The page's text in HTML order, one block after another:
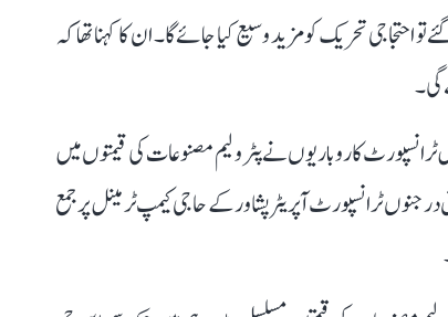
احتجاجی تحریک کو مزید وسیع کیا جائے گا۔ ان کا کہنا تھا کہ
گی۔
میں ٹرانسپورٹ کاروباریوں نے پٹرولیم مصنوعات کی قیمتوں میں
ٹرانسپورٹ آپریٹر پشاور کے حاجی کیمپ ٹرمینل پر جمع